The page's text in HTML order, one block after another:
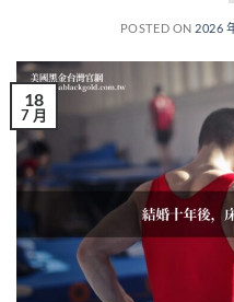
POSTED ON 2026
18
7 月